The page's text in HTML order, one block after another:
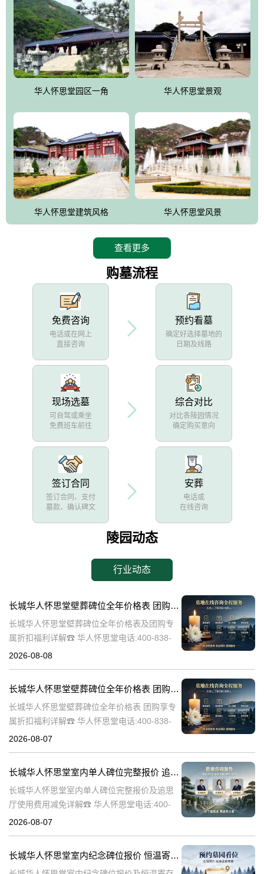
怀思堂作为豪华室内骨灰存放处，将干支纪年、五行相生相克、天
人合一、太极八卦、生辰八字及生肖等有机结合到历史文化中。一
厅七千个福位分十二小区，按十二地支命名。客户选位，可依据生
肖、八字、时辰亦可参考地理方位、职业、兴趣爱好等等。堂中是
地宫陵寝式的，入口楹联选材于著名田园诗人陶渊明"亲戚或余悲，
他人亦已歌，死后何所道，托体同山阿"中的后两句。反应了回归大
雀，后玄武"的四大吉祥物铜雕挂件。
华人怀思堂园区一角 华人怀思堂景观
华人怀思堂建筑风格 华人怀思堂风景
查看更多
购墓流程
免费咨询
电话或在网上
直接咨询
预约看墓
确定好选择墓地的
日期及线路
现场选墓
可自驾或乘坐
免费班车前往
综合对比
对比各陵园情况
确定购买意向
签订合同
签订合同、支付
墓款、确认碑文
安葬
电话或
在线咨询
陵园动态
行业动态
长城华人怀思堂壁葬碑位全年价格表 团购享专属折扣福利详解
长城华人怀思堂壁葬碑位全年价格表及团购专
属折扣福利详解☎ 华人怀思堂电话:400-838-
5063随着社会的发展和人们观念的转变，越来
2026-08-08
长城华人怀思堂壁葬碑位全年价格表 团购享专属折扣福利详解
长城华人怀思堂壁葬碑位全年价格表 团购享专
属折扣福利详解☎ 华人怀思堂电话:400-838-
5063随着社会的发展和人们观念的变化，越来
2026-08-07
长城华人怀思堂室内单人碑位完整报价 追思厅使用费用减免详解
长城华人怀思堂室内单人碑位完整报价及追思
厅使用费用减免详解☎ 华人怀思堂电话:400-
838-5063引言随着社会的发展和人们生活水平
2026-08-07
长城华人怀思堂室内纪念碑位报价 恒温寄存配套同步减免详解